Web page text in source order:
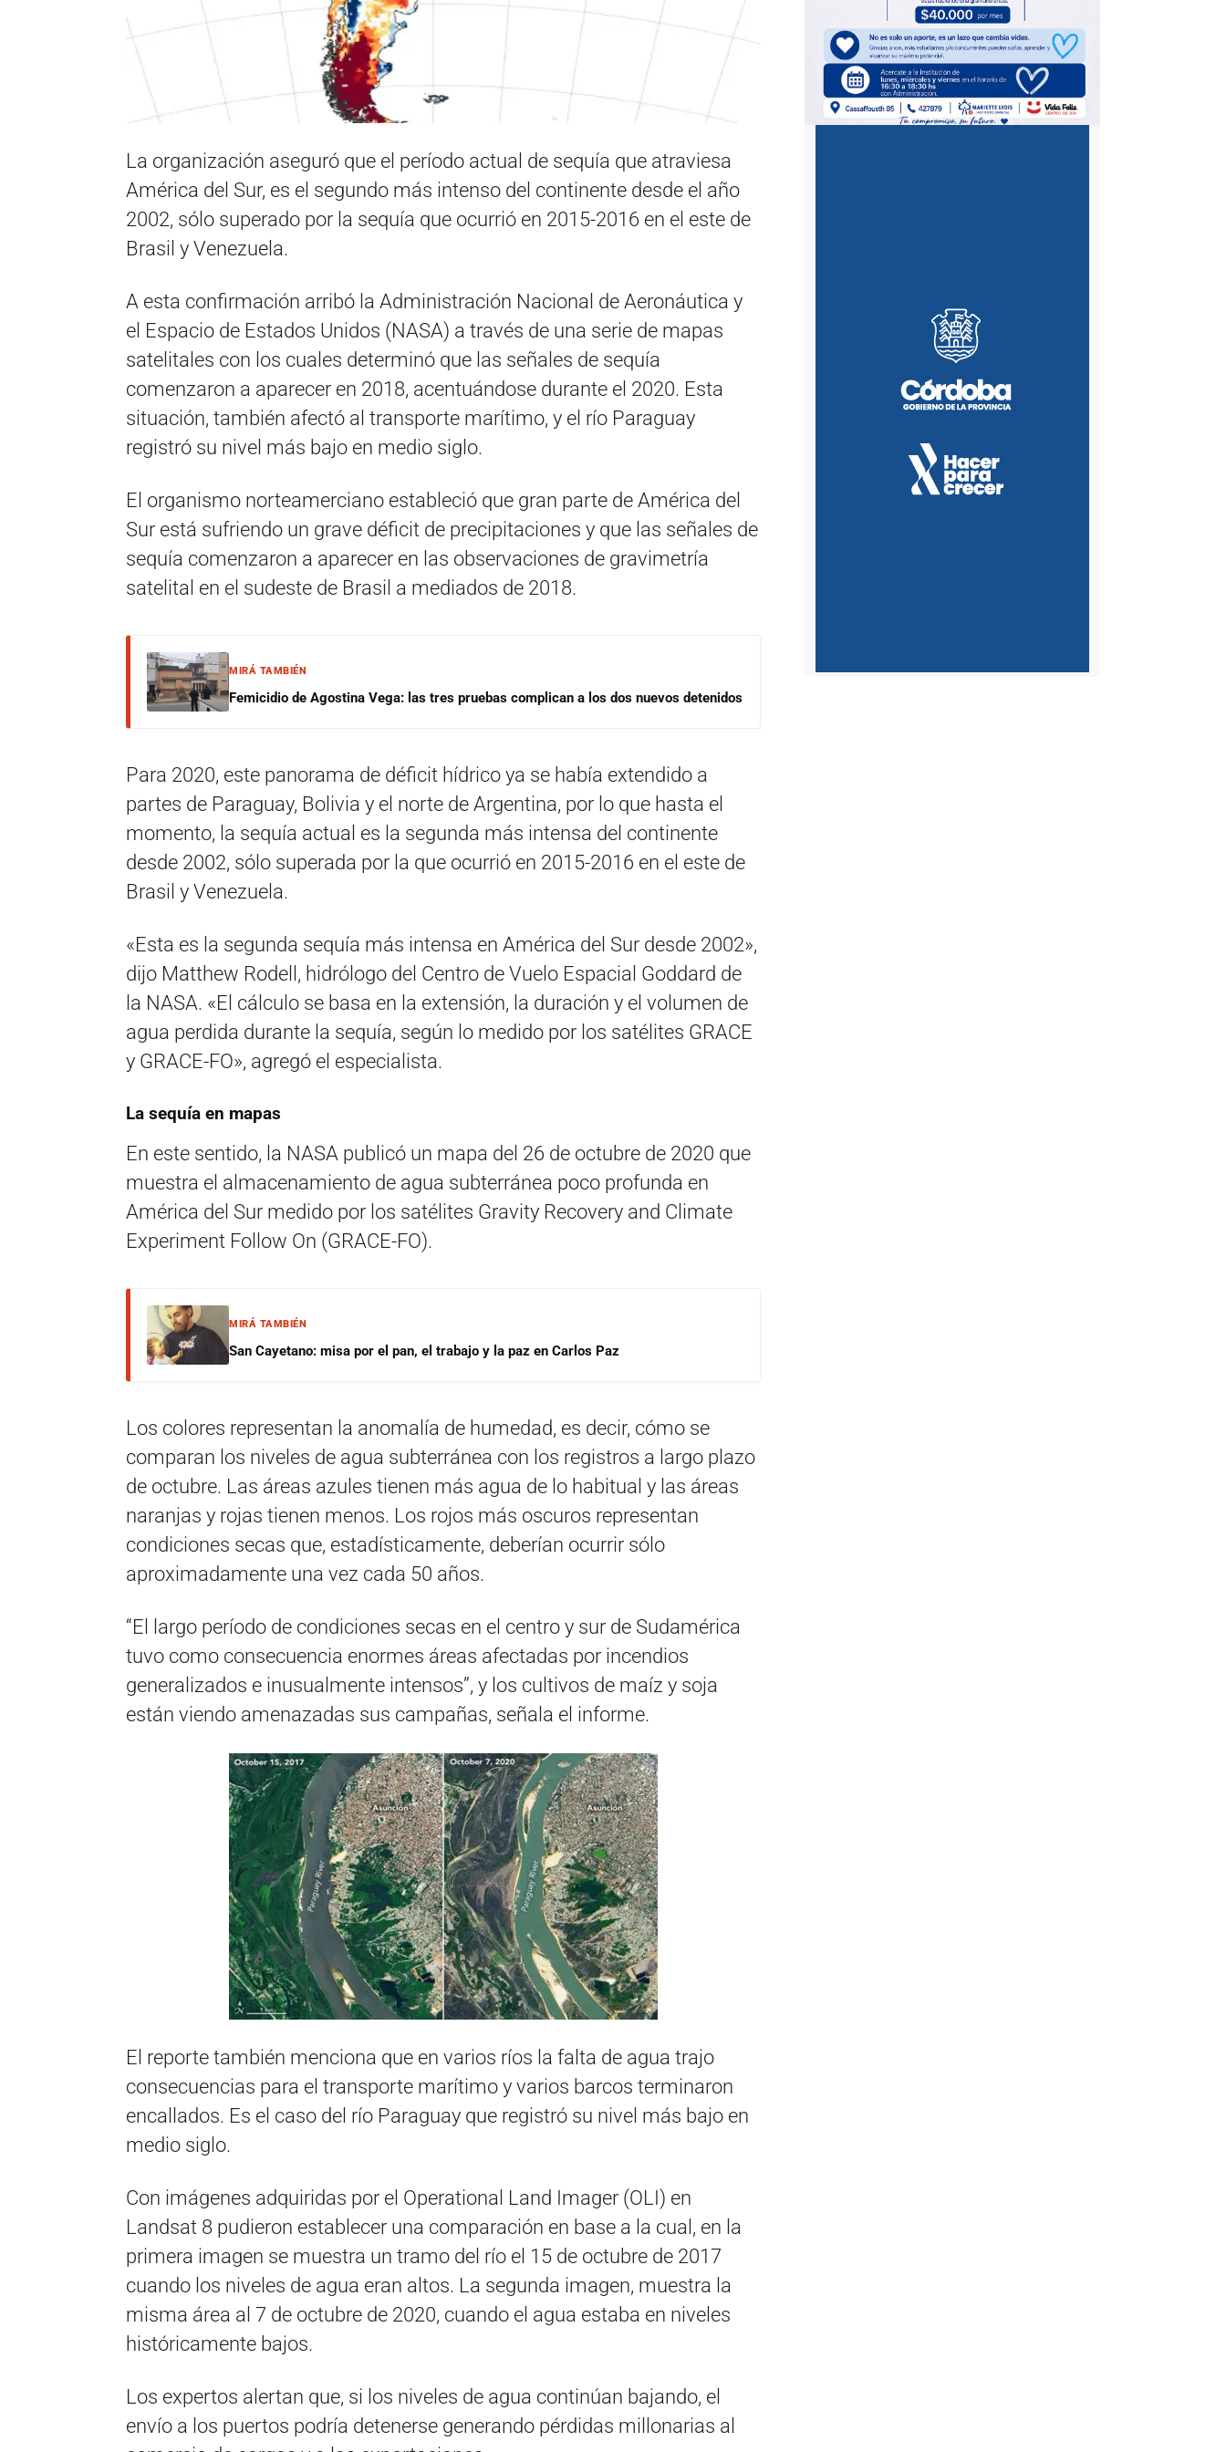
La organización aseguró que el período actual de sequía que atraviesa
América del Sur, es el segundo más intenso del continente desde el año
2002, sólo superado por la sequía que ocurrió en 2015-2016 en el este de
Brasil y Venezuela.
A esta confirmación arribó la Administración Nacional de Aeronáutica y
el Espacio de Estados Unidos (NASA) a través de una serie de mapas
satelitales con los cuales determinó que las señales de sequía
comenzaron a aparecer en 2018, acentuándose durante el 2020. Esta
situación, también afectó al transporte marítimo, y el río Paraguay
registró su nivel más bajo en medio siglo.
El organismo norteamerciano estableció que gran parte de América del
Sur está sufriendo un grave déficit de precipitaciones y que las señales de
sequía comenzaron a aparecer en las observaciones de gravimetría
satelital en el sudeste de Brasil a mediados de 2018.
MIRÁ TAMBIÉN
Femicidio de Agostina Vega: las tres pruebas complican a los dos nuevos detenidos
Para 2020, este panorama de déficit hídrico ya se había extendido a
partes de Paraguay, Bolivia y el norte de Argentina, por lo que hasta el
momento, la sequía actual es la segunda más intensa del continente
desde 2002, sólo superada por la que ocurrió en 2015-2016 en el este de
Brasil y Venezuela.
«Esta es la segunda sequía más intensa en América del Sur desde 2002»,
dijo Matthew Rodell, hidrólogo del Centro de Vuelo Espacial Goddard de
la NASA. «El cálculo se basa en la extensión, la duración y el volumen de
agua perdida durante la sequía, según lo medido por los satélites GRACE
y GRACE-FO», agregó el especialista.
La sequía en mapas
En este sentido, la NASA publicó un mapa del 26 de octubre de 2020 que
muestra el almacenamiento de agua subterránea poco profunda en
América del Sur medido por los satélites Gravity Recovery and Climate
Experiment Follow On (GRACE-FO).
MIRÁ TAMBIÉN
San Cayetano: misa por el pan, el trabajo y la paz en Carlos Paz
Los colores representan la anomalía de humedad, es decir, cómo se
comparan los niveles de agua subterránea con los registros a largo plazo
de octubre. Las áreas azules tienen más agua de lo habitual y las áreas
naranjas y rojas tienen menos. Los rojos más oscuros representan
condiciones secas que, estadísticamente, deberían ocurrir sólo
aproximadamente una vez cada 50 años.
“El largo período de condiciones secas en el centro y sur de Sudamérica
tuvo como consecuencia enormes áreas afectadas por incendios
generalizados e inusualmente intensos”, y los cultivos de maíz y soja
están viendo amenazadas sus campañas, señala el informe.
El reporte también menciona que en varios ríos la falta de agua trajo
consecuencias para el transporte marítimo y varios barcos terminaron
encallados. Es el caso del río Paraguay que registró su nivel más bajo en
medio siglo.
Con imágenes adquiridas por el Operational Land Imager (OLI) en
Landsat 8 pudieron establecer una comparación en base a la cual, en la
primera imagen se muestra un tramo del río el 15 de octubre de 2017
cuando los niveles de agua eran altos. La segunda imagen, muestra la
misma área al 7 de octubre de 2020, cuando el agua estaba en niveles
históricamente bajos.
Los expertos alertan que, si los niveles de agua continúan bajando, el
envío a los puertos podría detenerse generando pérdidas millonarias al